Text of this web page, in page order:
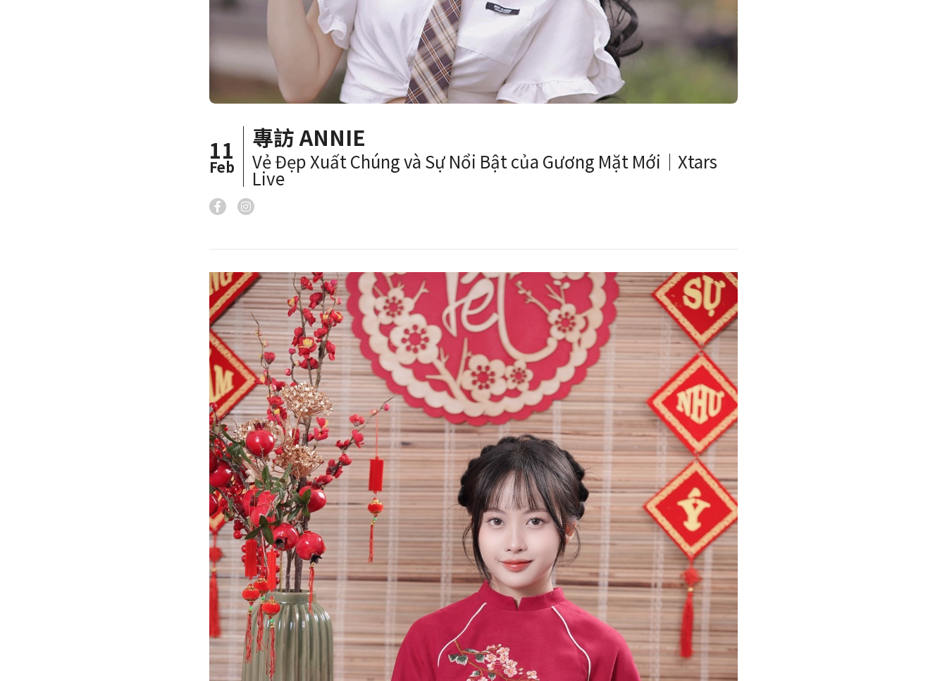
11
Feb
專訪 ANNIE
Vẻ Đẹp Xuất Chúng và Sự Nổi Bật của Gương Mặt Mới｜Xtars
Live